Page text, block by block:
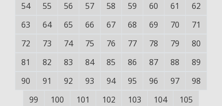
54
55 56 57 58 59 60 61
62
63
64 65 66 67 68 69 70
71
72
73 74 75 76 77 78 79
80
81
82 83 84 85 86 87 88
89
90
91 92 93 94 95 96 97
98
99
100 101 102 103 104
105